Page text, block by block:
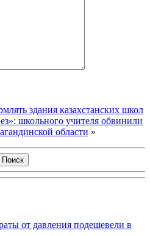
здания казахстанских школ
школьного учителя обвинили
области »
от давления подешевели в